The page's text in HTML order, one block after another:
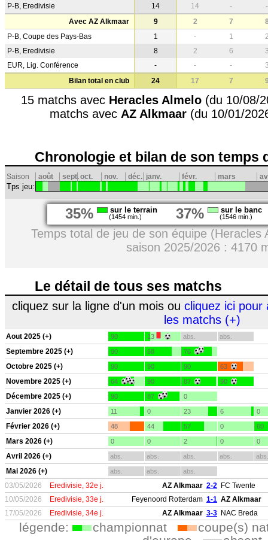
P-B, Eredivisie
14 14 -
-
Avec AZ Alkmaar
9 2 7
P-B, Coupe des Pays-Bas
1 - 1
P-B, Eredivisie
8 2 6
EUR, Lig. Conférence
- - -
Bilan total en club
24 17 7
15 matchs avec Heracles Almelo(du 10/08/
matchs avec AZ Alkmaar(du 10/01/
Chronologie et bilan de son temps
Saison août sept.oct. nov. déc. janv. févr. mars
Tps jeu:
35% sur le terrain
(1454 min.) 37% sur le banc
(1546 min.)
Temps total de jeu de son équipe (Heracles
saison 2025/2026 : 4170
Le détail de tous ses matchs
cliquez sur la ligne d'un mois ou cliquez ici pour
les matchs (+)
Aout 2025 (+) 90 13 abs. abs.
Septembre 2025 (+) 90 68 76
Octobre 2025 (+) 90 90 90 63
Novembre 2025 (+) 64 90 87 90
Décembre 2025 (+) 90 87 0
Janvier 2026 (+) 11 0 23 6 0
Février 2026 (+) 48 44 57 0 60
Mars 2026 (+) 0 0 2 0 0
Avril 2026 (+) abs. abs. abs. abs. abs.
Mai 2026 (+) abs. abs. abs.
03/05/2026 Eredivisie, 32e j. AZ Alkmaar 2-2 FC Twente
10/05/2026
Eredivisie, 33e j. Feyenoord Rotterdam 1-1 AZ Alkmaar
17/05/2026
Eredivisie, 34e j. AZ Alkmaar 3-3 NAC Breda
légende: championnat
coupe(s)